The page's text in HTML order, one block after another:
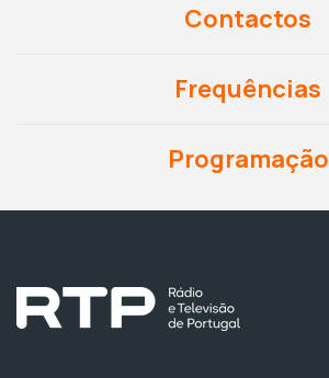
Contactos
Frequências
Programação